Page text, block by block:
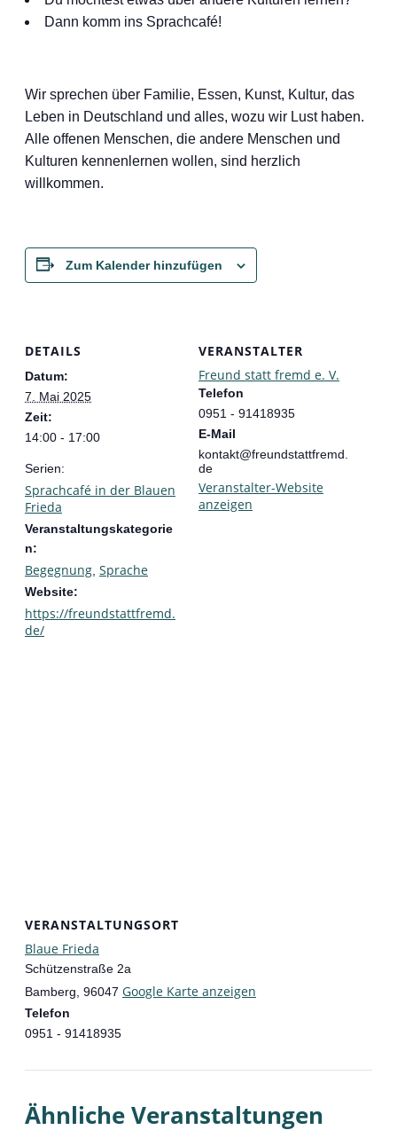
Dann komm ins Sprachcafé!
Wir sprechen über Familie, Essen, Kunst, Kultur, das
Leben in Deutschland und alles, wozu wir Lust haben.
Alle offenen Menschen, die andere Menschen und
Kulturen kennenlernen wollen, sind herzlich
willkommen.
Zum Kalender hinzufügen
DETAILS
Datum:
7. Mai 2025
Zeit:
14:00 - 17:00
Serien:
Sprachcafé in der Blauen
Frieda
Veranstaltungskategorie
n:
Begegnung Sprache
Website:
https://freundstattfremd.
de/
VERANSTALTER
Freund statt fremd e. V.
Telefon
0951 - 91418935
E-Mail
kontakt@freundstattfremd.
de
Veranstalter-Website
anzeigen
VERANSTALTUNGSORT
Blaue Frieda
Schützenstraße 2a
Bamberg 96047 Google Karte anzeigen
Telefon
0951 - 91418935
Ähnliche Veranstaltungen